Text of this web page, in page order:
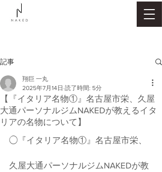
記事
【『イタリア名物①』名古屋市栄、久屋
大通パーソナルジムNAKEDが教えるイタ
リアの名物について】
翔巨 一丸
2025年7月14日 読了時間: 5分
◯『イタリア名物①』名古屋市栄、
久屋大通パーソナルジムNAKEDが教